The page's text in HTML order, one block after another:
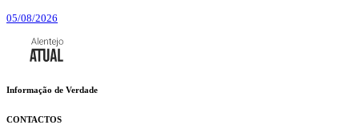
05/08/2026
Informação de Verdade
CONTACTOS